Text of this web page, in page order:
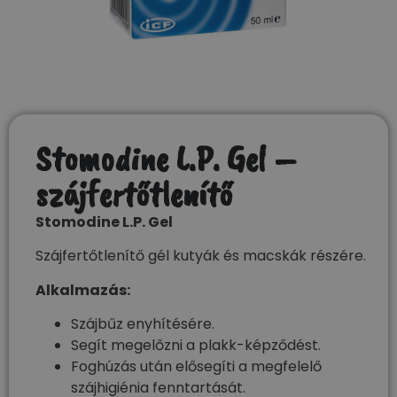
Stomodine L.P. Gel –
szájfertőtlenítő
Stomodine L.P. Gel
Szájfertőtlenítő gél kutyák és macskák részére.
Alkalmazás:
Szájbűz enyhítésére.
Segít megelőzni a plakk-képződést.
Foghúzás után elősegíti a megfelelő
szájhigiénia fenntartását.